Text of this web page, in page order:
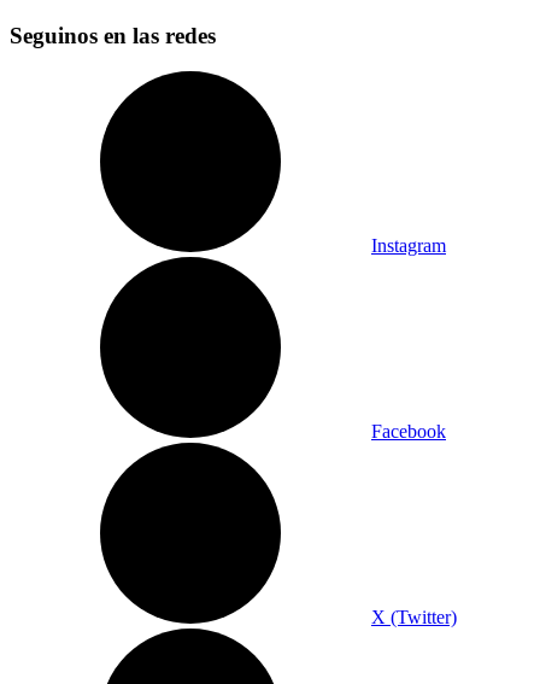
Seguinos en las redes
Instagram
Facebook
X (Twitter)